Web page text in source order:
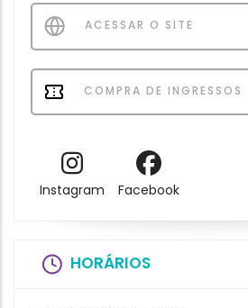
ACESSAR O SITE
COMPRA DE INGRESSOS
Instagram Facebook
HORÁRIOS